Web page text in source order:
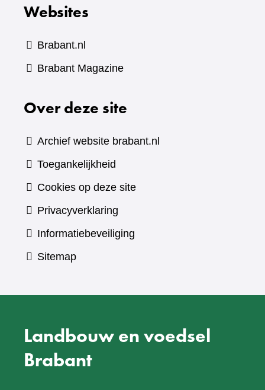
Websites
Brabant.nl
Brabant Magazine(verwijst
een
website)
Over deze site
Archief website brabant.nl
Toegankelijkheid
Cookies op deze site
Privacyverklaring
Informatiebeveiliging
Sitemap
Landbouw en voedsel
Brabant